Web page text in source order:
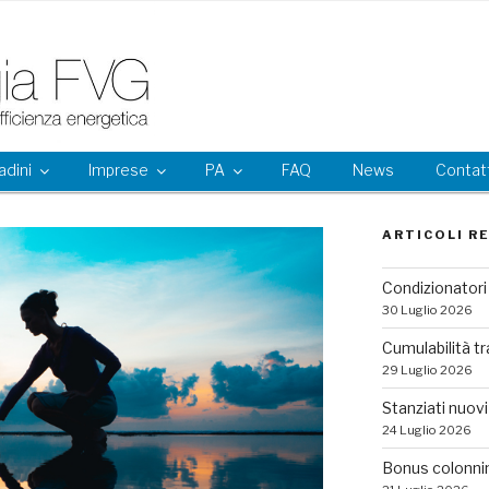
Imprese PA FAQ News
ARTICOLI
Condizionatori
30 Luglio 2026
Cumulabilità
29 Luglio 2026
Stanziati
24 Luglio 2026
Bonus